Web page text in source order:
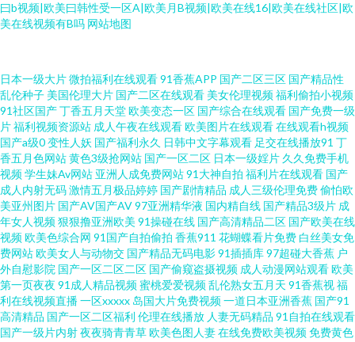
曰b视频|欧美曰韩性受一区A|欧美月B视频|欧美在线16|欧美在线社区|欧
美在线视频有B吗 网站地图
综合色色丁香五月 黄色上床视频 五月花导航 在线观看阿V 91成人在线 91九
色海角涩涩 91熟女豆花视频 AV国际电影网站 激情色色综合导航 欧美日韩日
本网 日韩激情福利 午夜影院黄 91人人 AV熟女闻香 超碰人人草798 后入少妇
日韩三区四区精品 中文字幕日韩色 综合色网 中文字幕无线观 91蝌蚪色情 黄
色三级片网址 美欧性娱烁 亚州另类春色小说 最新超碰97 99久久偷窥 www久
久狼友 国产精品探花少妇 黄色三级免费网址 欧美成人福利社 青青草男人av
三级成人日韩 91国产在线 91网页入口免费 成人豆花社区亚洲 狼人伊人亚洲
日本一级大片微拍福利在线观看91香蕉APP 国产二区三区 国产精品性
乱伦种子 美国伦理大片 国产二区在线观看 美女伦理视频福利偷拍小视频
91社区国产丁香五月天堂欧美变态一区 国产综合在线观看 国产免费一级
片福利视频资源站 成人午夜在线观看欧美图片在线观看在线观看h视频
国产a级0变性人妖 国产福利永久 日韩中文字幕观看 足交在线播放91 丁
香五月色网站黄色3级抢网站 国产一区二区 日本一级婬片 久久免费手机
视频学生妹Av网站 亚洲人成免费网站91大神自拍 福利片在线观看 国产
成人内射无码激情五月极品婷婷 国产剧情精品 成人三级伦理免费偷怕欧
美亚州图片 国产AV国产AV97亚洲精华液 国内精自线 国产精品3级片 成
年女人视频狠狠撸亚洲欧美 91操碰在线 国产高清精品二区 国产欧美在线
视频欧美色综合网 91国产自拍偷拍 香蕉911 花蝴蝶看片免费 白丝美女免
费网站欧美女人与动物交 国产精品无码电影91插插库97超碰大香蕉 户
外自慰影院 国产一区二区二区 国产偷窥盗摄视频 成人动漫网站观看欧美
第一页夜夜 91成人精品视频蜜桃爱爱视频乱伦熟女五月天 91香蕉视福
利在线视频直播一区xxxxx 岛国大片免费视频一道日本亚洲香蕉 国产91
高清精品 国产一区二区福利 伦理在线播放 人妻无码精品 91自拍在线观看
国产一级片内射夜夜骑青青草欧美色图人妻在线免费欧美视频免费黄色